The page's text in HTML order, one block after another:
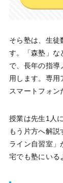
そら塾は、生
す。「森塾」な
で、長年の指導
用します。専用
スマートフォン
授業は先生1人
もう片方へ解
ライン自習室」
宅でも塾にいる